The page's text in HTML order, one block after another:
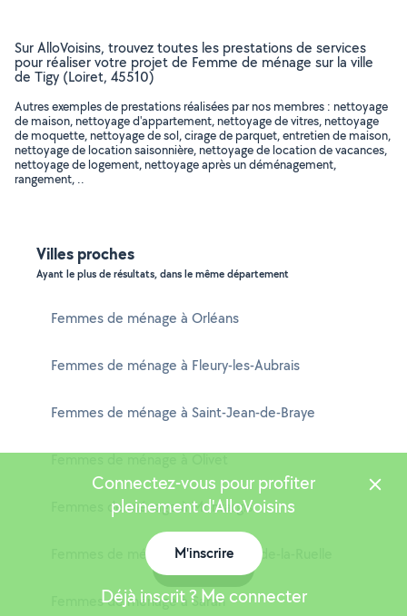
Sur AlloVoisins, trouvez toutes les prestations de services
pour réaliser votre projet de Femme de ménage sur la ville
de Tigy (Loiret, 45510)
Autres exemples de prestations réalisées par nos membres : nettoyage
de maison, nettoyage d'appartement, nettoyage de vitres, nettoyage
de moquette, nettoyage de sol, cirage de parquet, entretien de maison,
nettoyage de location saisonnière, nettoyage de location de vacances,
nettoyage de logement, nettoyage après un déménagement,
rangement, ..
Villes proches
Ayant le plus de résultats, dans le même département
Femmes de ménage à Orléans
Femmes de ménage à Fleury-les-Aubrais
Femmes de ménage à Saint-Jean-de-Braye
Femmes de ménage à Montargis
Femmes de ménage à Saint-Jean-de-la-Ruelle
Femmes de ménage à Saran
Connectez-vous pour profiter
pleinement d'AlloVoisins
M'inscrire
Déjà inscrit ? Me connecter